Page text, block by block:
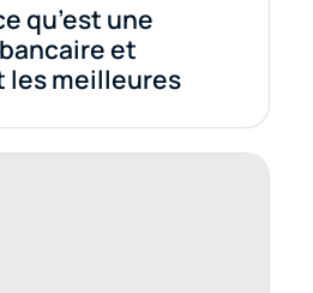
qu’est une
et
les meilleures